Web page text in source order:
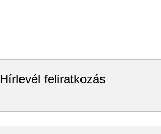
Hírlevél feliratkozás